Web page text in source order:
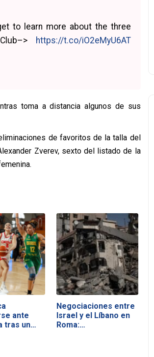
to learn more about the three
https://t.co/iO2eMyU6AT
toma a distancia algunos de sus
de favoritos de la talla del
Zverev, sexto del listado de la
ante
tras un
Negociaciones entre
Israel y el Líbano en
Roma:…